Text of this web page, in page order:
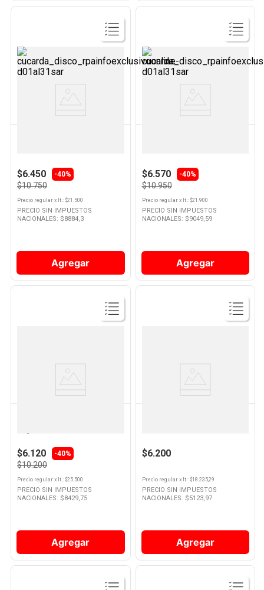
Ver
Producto
$6.450 -40%
$10.750
Precio regular x lt. : $21.500
PRECIO SIN IMPUESTOS
NACIONALES: $8884,3
Agregar
Ver
Producto
$6.570 -40%
$10.950
Precio regularx lt. : $21.900
PRECIO SIN IMPUESTOS
NACIONALES: $9049,59
Agregar
Producto
$6.120 -40%
$10.200
Precio regular x lt.: $25.500
PRECIO SIN IMPUESTOS
NACIONALES: $8429,75
Agregar
Producto
$6.200
Precio regularx lt.: $18.235,29
PRECIO SIN IMPUESTOS
NACIONALES: $5123,97
Agregar